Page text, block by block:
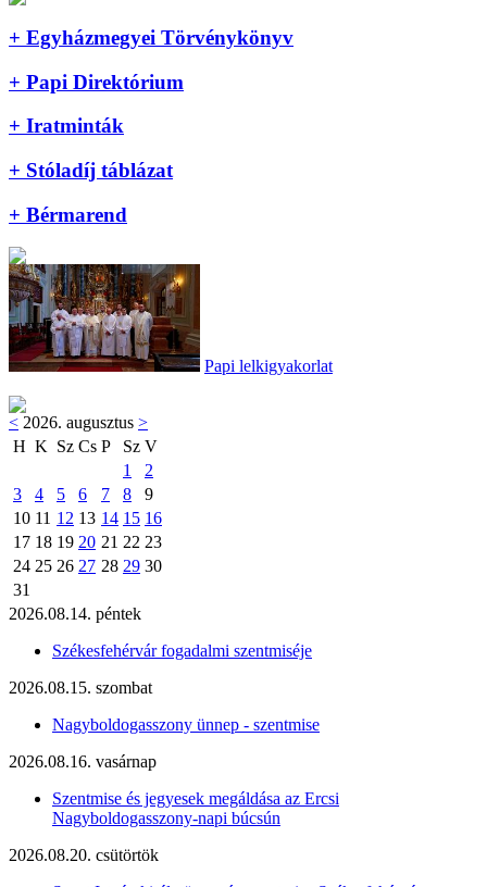
+ Egyházmegyei Törvénykönyv
+ Papi Direktórium
+ Iratminták
+ Stóladíj táblázat
+ Bérmarend
Papi lelkigyakorlat
< 2026. augusztus >
H K Sz Cs P Sz V
1
2
3
4 5 6 7 8
9
10 11 12 13 14 15 16
17 18 19 20 21 22 23
24 25 26 27 28 29 30
31
2026.08.14. péntek
Székesfehérvár fogadalmi szentmiséje
2026.08.15. szombat
Nagyboldogasszony ünnep - szentmise
2026.08.16. vasárnap
Szentmise és jegyesek megáldása az Ercsi
Nagyboldogasszony-napi búcsún
2026.08.20. csütörtök